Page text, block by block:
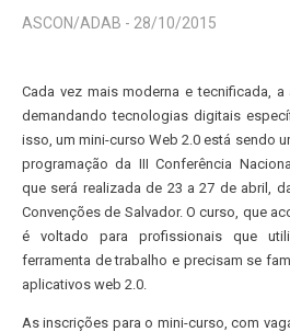
ASCON/ADAB - 28/10/2015
Cada vez mais moderna e tecnificada, a
demandando tecnologias digitais
isso, um mini-curso Web 2.0 está sendo
programação da III Conferência
que será realizada de 23 a 27 de abril,
Convenções de Salvador. O curso, que
é voltado para profissionais que
ferramenta de trabalho e precisam se
aplicativos web 2.0.
As inscrições para o mini-curso, com